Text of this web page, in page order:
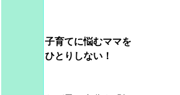
子育てに悩むママを
ひとりしない！